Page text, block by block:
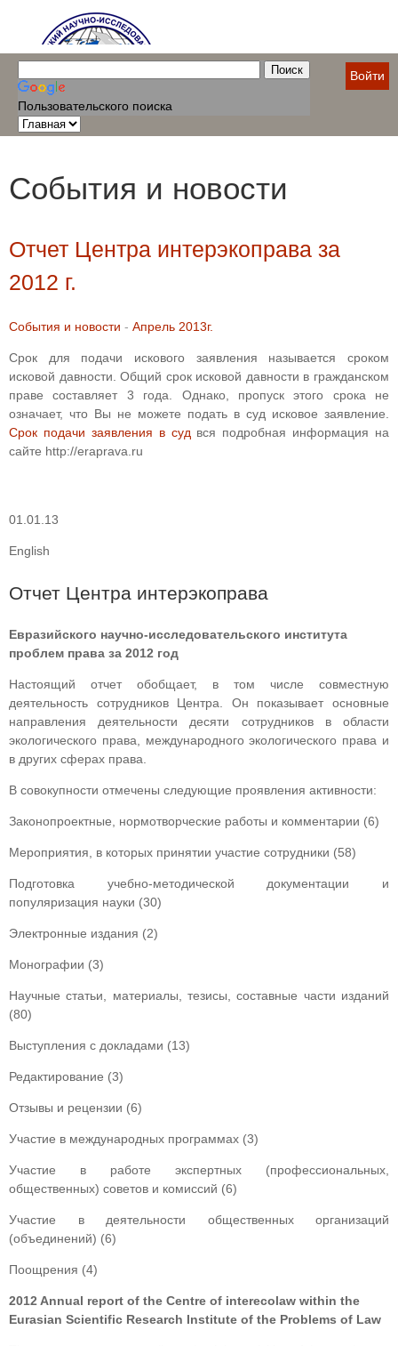
Пользовательского поиска
Войти
События и новости
Отчет Центра интерэкоправа за
2012 г.
События и новости - Апрель 2013г.
Срок для подачи искового заявления называется сроком
исковой давности. Общий срок исковой давности в гражданском
праве составляет 3 года. Однако, пропуск этого срока не
означает, что Вы не можете подать в суд исковое заявление.
Срок подачи заявления в суд вся подробная информация на
сайте http://eraprava.ru
01.01.13
English
Отчет Центра интерэкоправа
Евразийского научно-исследовательского института
проблем права за 2012 год
Настоящий отчет обобщает, в том числе совместную
деятельность сотрудников Центра. Он показывает основные
направления деятельности десяти сотрудников в области
экологического права, международного экологического права и
в других сферах права.
В совокупности отмечены следующие проявления активности:
Законопроектные, нормотворческие работы и комментарии (6)
Мероприятия, в которых принятии участие сотрудники (58)
Подготовка учебно-методической документации и
популяризация науки (30)
Электронные издания (2)
Монографии (3)
Научные статьи, материалы, тезисы, составные части изданий
(80)
Выступления с докладами (13)
Редактирование (3)
Отзывы и рецензии (6)
Участие в международных программах (3)
Участие в работе экспертных (профессиональных,
общественных) советов и комиссий (6)
Участие в деятельности общественных организаций
(объединений) (6)
Поощрения (4)
2012 Annual report of the Сentre of interecolaw within the
Eurasian Scientific Research Institute of the Problems of Law